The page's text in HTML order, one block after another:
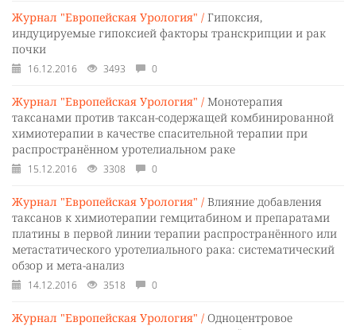
Журнал "Европейская Урология" / Гипоксия,
индуцируемые гипоксией факторы транскрипции и рак
почки
16.12.2016 3493 0
Журнал "Европейская Урология" / Монотерапия
таксанами против таксан-содержащей комбинированной
химиотерапии в качестве спасительной терапии при
распространённом уротелиальном раке
15.12.2016 3308 0
Журнал "Европейская Урология" / Влияние добавления
таксанов к химиотерапии гемцитабином и препаратами
платины в первой линии терапии распространённого или
метастатического уротелиального рака: систематический
обзор и мета-анализ
14.12.2016 3518 0
Журнал "Европейская Урология" / Одноцентровое